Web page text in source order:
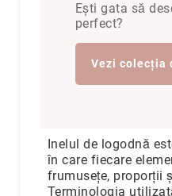
Nature
Mini
Axis
În
stoc
Ești gata să
perfect?
Vezi colecția
Inelul de logodnă
în care fiecare
frumusețe, proporții
Terminologia